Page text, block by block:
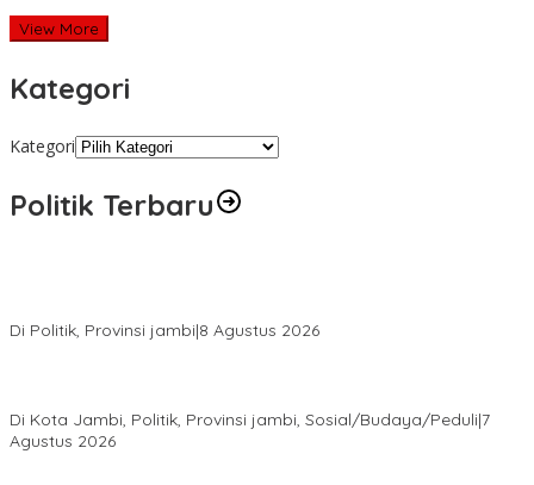
View More
Kategori
Kategori
Politik Terbaru
Di Politik, Provinsi jambi|8 Agustus 2026
Di Kota Jambi, Politik, Provinsi jambi, Sosial/Budaya/Peduli|7
Agustus 2026